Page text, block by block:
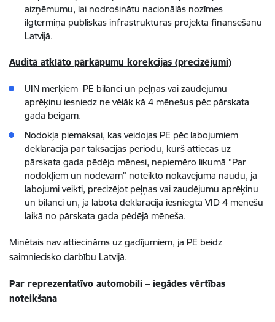
aizņēmumu, lai nodrošinātu nacionālās nozīmes
ilgtermiņa publiskās infrastruktūras projekta finansēšanu
Latvijā.
Auditā atklāto pārkāpumu korekcijas (precizējumi)
UIN mērķiem PE bilanci un peļņas vai zaudējumu
aprēķinu iesniedz ne vēlāk kā 4 mēnešus pēc pārskata
gada beigām.
Nodokļa piemaksai, kas veidojas PE pēc labojumiem
deklarācijā par taksācijas periodu, kurš attiecas uz
pārskata gada pēdējo mēnesi, nepiemēro likumā "Par
nodokļiem un nodevām" noteikto nokavējuma naudu, ja
labojumi veikti, precizējot peļņas vai zaudējumu aprēķinu
un bilanci un, ja labotā deklarācija iesniegta VID 4 mēnešu
laikā no pārskata gada pēdējā mēneša.
Minētais nav attiecināms uz gadījumiem, ja PE beidz
saimniecisko darbību Latvijā.
Par reprezentatīvo automobili – iegādes vērtības
noteikšana